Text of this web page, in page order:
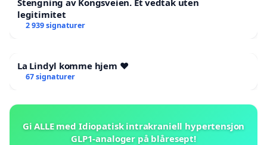
legitimitet
2 939 signaturer
La Lindyl komme hjem ❤️
67 signaturer
Gi ALLE med Idiopatisk intrakraniell hypertensjon
GLP1-analoger på blåresept!